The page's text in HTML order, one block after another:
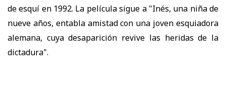
de esquí en 1992. La película sigue a "Inés, una niña de
nueve años, entabla amistad con una joven esquiadora
alemana, cuya desaparición revive las heridas de la
dictadura".